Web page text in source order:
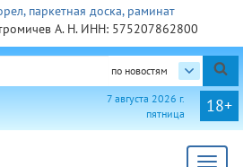
А. Н. ИНН: 575207862800
по новостям
18+
7 августа 2026 г.
пятница
Toggle